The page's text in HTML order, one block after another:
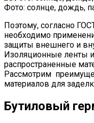
Фото: солнце, дождь,
Поэтому, согласно
необходимо
защиты внешнего и
Изоляционные ленты
распространенные
Рассмотрим
материалов для
Бутиловый